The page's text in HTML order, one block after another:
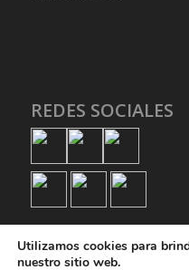
REDES SOCIALES
Utilizamos cookies para
nuestro sitio web.